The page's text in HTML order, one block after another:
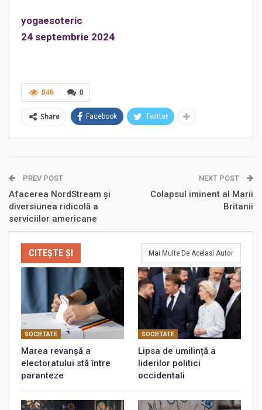
yogaesoteric
24 septembrie 2024
0
846
Share Facebook Twitter
PREV POST
Afacerea NordStream și
diversiunea ridicolă a
serviciilor americane
NEXT POST
Colapsul iminent al Marii
Britanii
CITEȘTE ȘI Mai Multe De Acelasi Autor
SOCIETATE
Marea revanșă a
electoratului stă între
paranteze
SOCIETATE
Lipsa de umilință a
liderilor politici
occidentali